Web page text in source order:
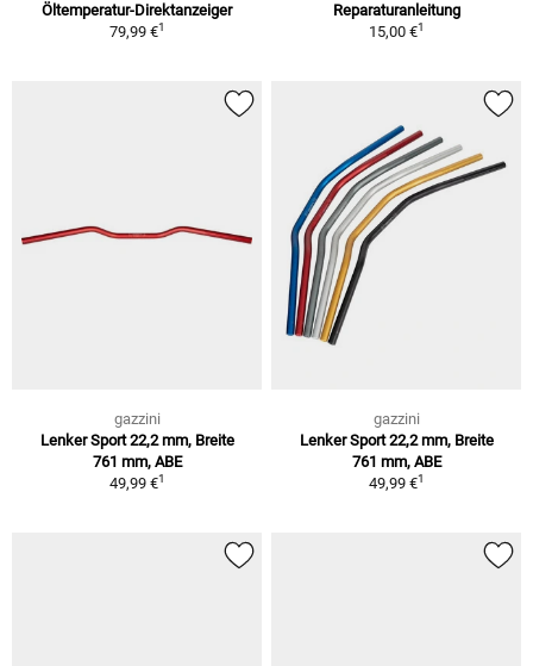
Öltemperatur-Direktanzeiger
79,99 €1
Reparaturanleitung
15,00 €1
gazzini
Lenker Sport 22,2 mm, Breite
761 mm, ABE
49,99 €1
gazzini
Lenker Sport 22,2 mm, Breite
761 mm, ABE
49,99 €1